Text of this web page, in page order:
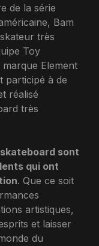
de la série
Bam
très
Toy
Element
participé à de
réalisé
très
sont
qui ont
. Que ce soit
artistiques,
et laisser
du